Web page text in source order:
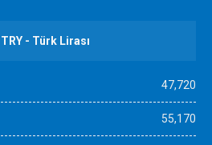
TRY - Türk Lirası
47,720
55,170